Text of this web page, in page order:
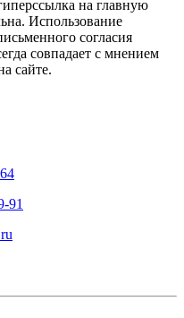
на главную
Использование
согласия
совпадает с мнением
сайте.
91